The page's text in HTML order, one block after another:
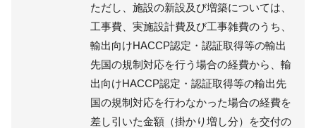
ただし、施設の新設及び増築については、
工事費、実施設計費及び工事雑費のうち、
輸出向けHACCP認定・認証取得等の輸出
先国の規制対応を行う場合の経費から、輸
出向けHACCP認定・認証取得等の輸出先
国の規制対応を行わなかった場合の経費を
差し引いた金額（掛かり増し分）を交付の